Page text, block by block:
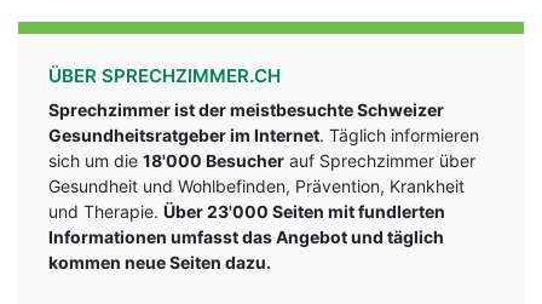
ÜBER SPRECHZIMMER.CH
Sprechzimmer ist der meistbesuchte Schweizer
Gesundheitsratgeber im Internet. Täglich informieren
sich um die 18'000 Besucher auf Sprechzimmer über
Gesundheit und Wohlbefinden, Prävention, Krankheit
und Therapie. Über 23'000 Seiten mit fundlerten
Informationen umfasst das Angebot und täglich
kommen neue Seiten dazu.